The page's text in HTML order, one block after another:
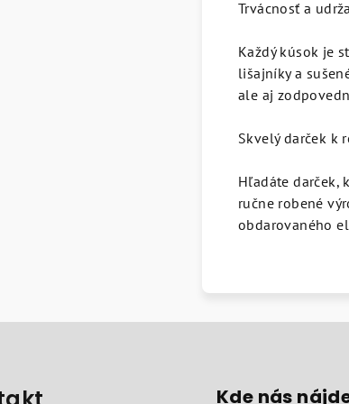
Trvácnosť a
Každý kúsok je
lišajníky a
ale aj
Skvelý darček k
Hľadáte darček,
ručne robené
obdarovaného
Kde nás